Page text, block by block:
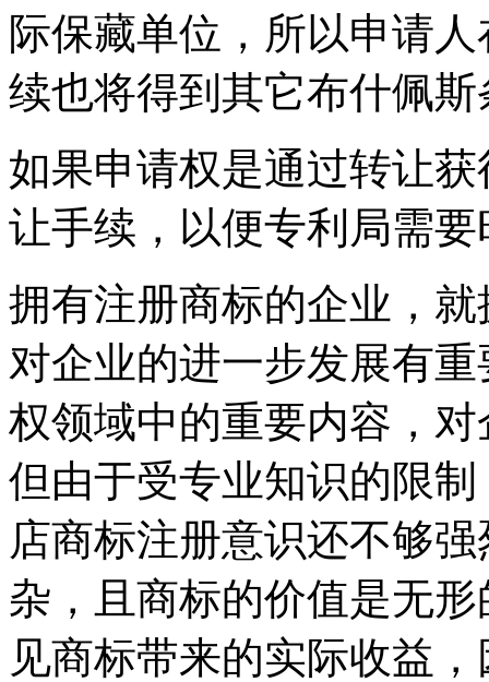
际保藏单位，所以申请
续也将得到其它布什佩
如果申请权是通过转让
让手续，以便专利局需
拥有注册商标的企业，
对企业的进一步发展有
权领域中的重要内容，
但由于受专业知识的限
店商标注册意识还不够
杂，且商标的价值是无
见商标带来的实际收益